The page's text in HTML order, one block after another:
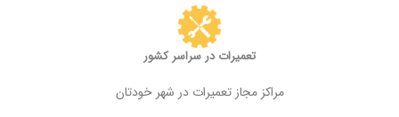
تعمیرات در سراسر کشور
مراکز مجاز تعمیرات در شهر خودتان